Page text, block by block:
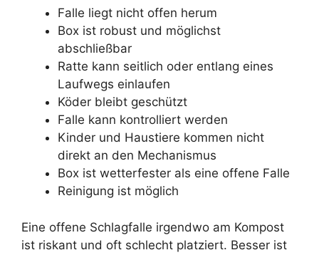
Falle liegt nicht offen herum
Box ist robust und möglichst
abschließbar
Ratte kann seitlich oder entlang eines
Laufwegs einlaufen
Köder bleibt geschützt
Falle kann kontrolliert werden
Kinder und Haustiere kommen nicht
direkt an den Mechanismus
Box ist wetterfester als eine offene Falle
Reinigung ist möglich
Eine offene Schlagfalle irgendwo am Kompost
ist riskant und oft schlecht platziert. Besser ist